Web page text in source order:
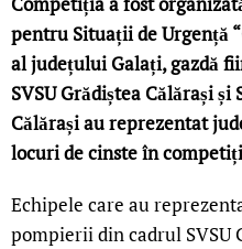
pentru Situații de Urgență
al județului Galați, gazdă
SVSU Grădiștea Călărași și
Călărași au reprezentat
locuri de cinste în
Echipele care au
pompierii din cadrul SVSU